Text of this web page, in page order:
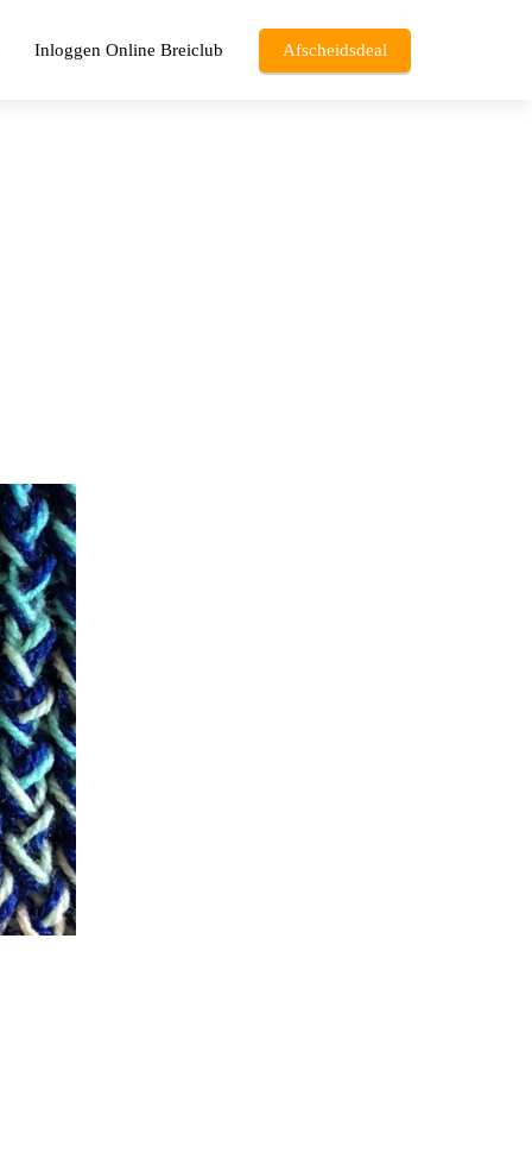
Inloggen Online Breiclub Afscheidsdeal